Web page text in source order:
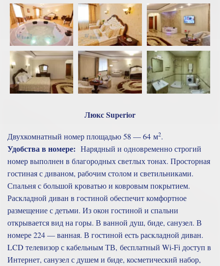
Люкс Superior
Двухкомнатный номер площадью 58 — 64 м2.
Удобства в номере: Нарядный и одновременно строгий
номер выполнен в благородных светлых тонах. Просторная
гостиная с диваном, рабочим столом и светильниками.
Спальня с большой кроватью и ковровым покрытием.
Раскладной диван в гостиной обеспечит комфортное
размещение с детьми. Из окон гостиной и спальни
открывается вид на горы. В ванной душ, биде, санузел. В
номере 224 — ванная. В гостиной есть раскладной диван.
LCD телевизор с кабельным ТВ, бесплатный Wi-Fi доступ в
Интернет, санузел с душем и биде, коcметический набор,